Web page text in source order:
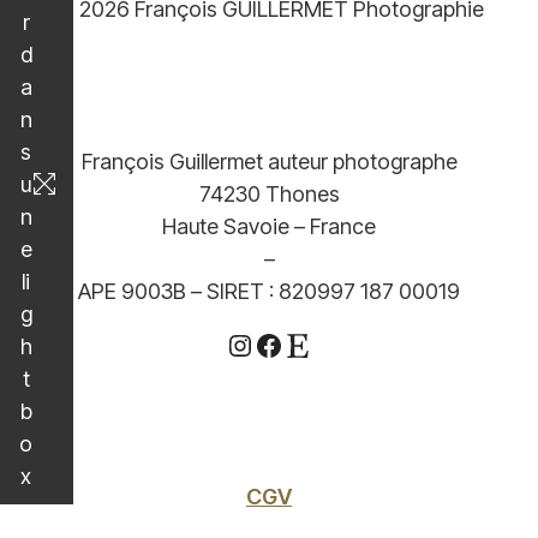
r
d
a
n
s
u
n
e
li
g
h
t
b
o
x
© 2026 François GUILLERMET Photographie
François Guillermet auteur photographe
74230 Thones
Haute Savoie – France
–
APE 9003B – SIRET : 820997 187 00019
Instagram
Facebook
Etsy
CGV